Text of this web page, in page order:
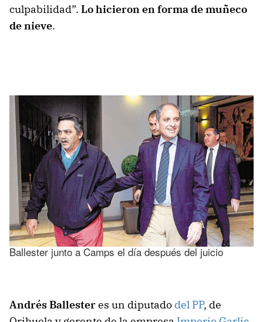
culpabilidad”. Lo hicieron en forma de muñeco
de nieve.
Ballester junto a Camps el día después del juicio
Andrés Ballesteres un diputado del PP, de